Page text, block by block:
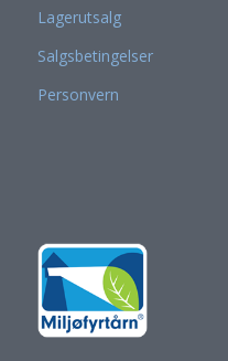
Lagerutsalg
Salgsbetingelser
Personvern